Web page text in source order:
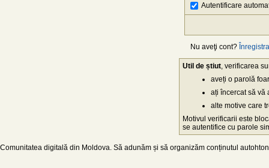
Autentificare
Nu aveţi cont?
Util de știut , verificarea
aveți o parolă
ați încercat să vă
alte motive care
Motivul verificarii este
se autentifice cu parole
Comunitatea digitală din Moldova. Să adunăm și să organizăm conținutul